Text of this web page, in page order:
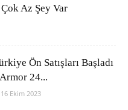
Az Şey Var
Ön Satışları Başladı
24...
16 Ekim 2023